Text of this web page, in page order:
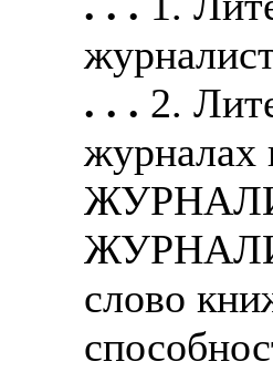
. . . 2.
журналах
слово